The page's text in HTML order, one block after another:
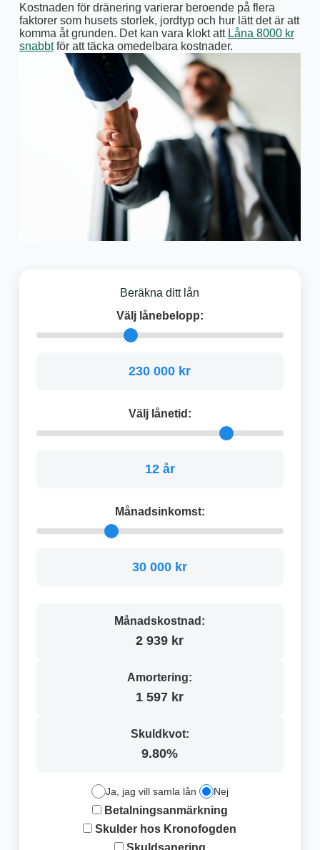
Kostnaden för dränering varierar beroende på flera
faktorer som husets storlek, jordtyp och hur lätt det är att
komma åt grunden. Det kan vara klokt att Låna 8000 kr
snabbtför att täcka omedelbara kostnader.
Beräkna ditt lån
Välj lånebelopp:
230 000 kr
Välj lånetid:
12 år
Månadsinkomst:
30 000 kr
Månadskostnad:
2 939 kr
Amortering:
1 597 kr
Skuldkvot:
9.80%
Ja, jag vill samla lån Nej
Betalningsanmärkning
Skulder hos Kronofogden